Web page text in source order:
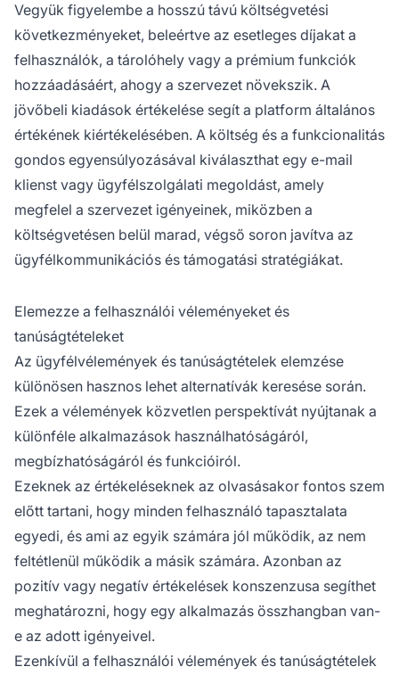
Vegyük figyelembe a hosszú távú költségvetési
következményeket, beleértve az esetleges díjakat a
felhasználók, a tárolóhely vagy a prémium funkciók
hozzáadásáért, ahogy a szervezet növekszik. A
jövőbeli kiadások értékelése segít a platform általános
értékének kiértékelésében. A költség és a funkcionalitás
gondos egyensúlyozásával kiválaszthat egy e-mail
klienst vagy ügyfélszolgálati megoldást, amely
megfelel a szervezet igényeinek, miközben a
költségvetésen belül marad, végső soron javítva az
ügyfélkommunikációs és támogatási stratégiákat.
Elemezze a felhasználói véleményeket és
tanúságtételeket
Az ügyfélvélemények és tanúságtételek elemzése
különösen hasznos lehet alternatívák keresése során.
Ezek a vélemények közvetlen perspektívát nyújtanak a
különféle alkalmazások használhatóságáról,
megbízhatóságáról és funkcióiról.
Ezeknek az értékeléseknek az olvasásakor fontos szem
előtt tartani, hogy minden felhasználó tapasztalata
egyedi, és ami az egyik számára jól működik, az nem
feltétlenül működik a másik számára. Azonban az
pozitív vagy negatív értékelések konszenzusa segíthet
meghatározni, hogy egy alkalmazás összhangban van-
e az adott igényeivel.
Ezenkívül a felhasználói vélemények és tanúságtételek